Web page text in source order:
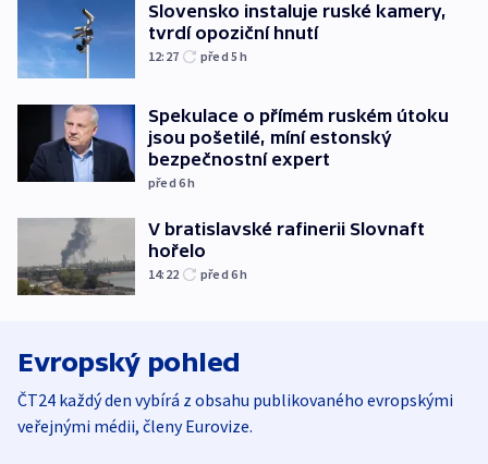
Slovensko instaluje ruské kamery,
tvrdí opoziční hnutí
12:27 před 5h
Spekulace o přímém ruském útoku
jsou pošetilé, míní estonský
bezpečnostní expert
před 6h
V bratislavské rafinerii Slovnaft
hořelo
14:22 před 6h
Evropský pohled
ČT24 každý den vybírá z obsahu publikovaného evropskými
veřejnými médii, členy Eurovize.